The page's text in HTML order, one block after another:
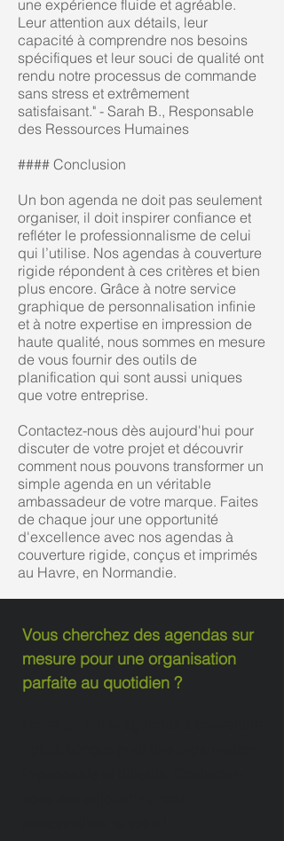
une expérience fluide et agréable.
Leur attention aux détails, leur
capacité à comprendre nos besoins
spécifiques et leur souci de qualité ont
rendu notre processus de commande
sans stress et extrêmement
satisfaisant." - Sarah B., Responsable
des Ressources Humaines
#### Conclusion
Un bon agenda ne doit pas seulement
organiser, il doit inspirer confiance et
refléter le professionnalisme de celui
qui l’utilise. Nos agendas à couverture
rigide répondent à ces critères et bien
plus encore. Grâce à notre service
graphique de personnalisation infinie
et à notre expertise en impression de
haute qualité, nous sommes en mesure
de vous fournir des outils de
planification qui sont aussi uniques
que votre entreprise.
Contactez-nous dès aujourd'hui pour
discuter de votre projet et découvrir
comment nous pouvons transformer un
simple agenda en un véritable
ambassadeur de votre marque. Faites
de chaque jour une opportunité
d'excellence avec nos agendas à
couverture rigide, conçus et imprimés
au Havre, en Normandie.
Vous cherchez des agendas sur
mesure pour une organisation
parfaite au quotidien ?